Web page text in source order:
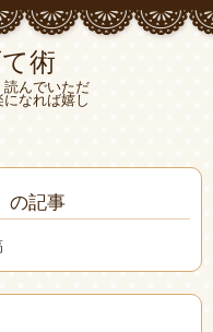
術
んでいただ
なれば嬉し
の記事